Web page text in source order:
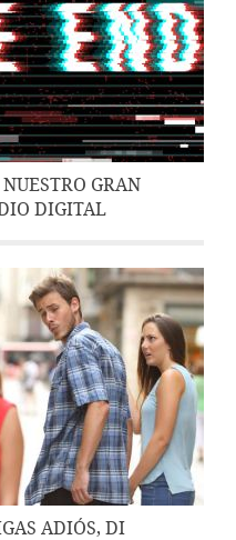
GRAN
DIGITAL
ADIÓS, DI